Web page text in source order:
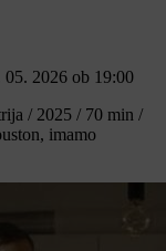
05. 2026 ob 19:00
/ 2025 / 70 min /
imamo